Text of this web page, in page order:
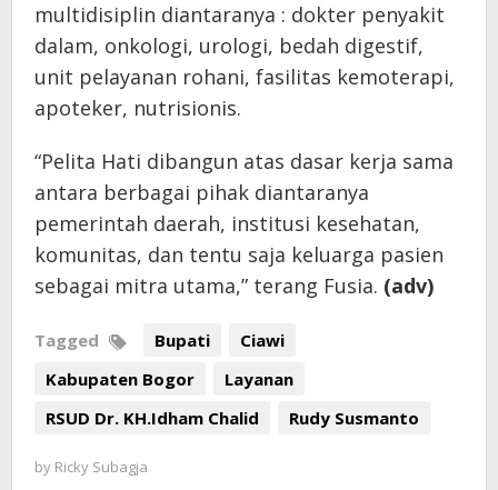
multidisiplin diantaranya : dokter penyakit
dalam, onkologi, urologi, bedah digestif,
unit pelayanan rohani, fasilitas kemoterapi,
apoteker, nutrisionis.
“Pelita Hati dibangun atas dasar kerja sama
antara berbagai pihak diantaranya
pemerintah daerah, institusi kesehatan,
komunitas, dan tentu saja keluarga pasien
sebagai mitra utama,” terang Fusia. (adv)
Tagged Bupati
Ciawi
Kabupaten Bogor
Layanan
RSUD Dr. KH.Idham Chalid
Rudy Susmanto
by Ricky Subagja